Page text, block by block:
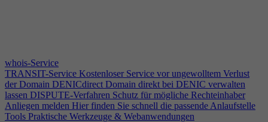
whois-Service
TRANSIT-Service Kostenloser Service vor ungewolltem Verlust
der Domain DENICdirect Domain direkt bei DENIC verwalten
lassen DISPUTE-Verfahren Schutz für mögliche Rechteinhaber
Anliegen melden Hier finden Sie schnell die passende Anlaufstelle
Tools Praktische Werkzeuge & Webanwendungen